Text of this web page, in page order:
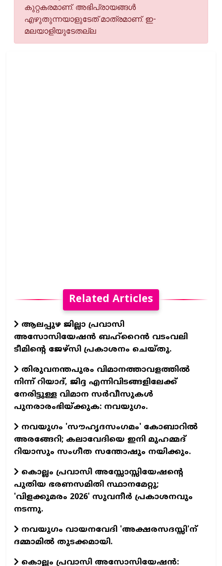
കുറ്റകരമാണ്. അഭിപ്രായങ്ങള്‍
എഴുതുന്നയാളുടേത് മാത്രമാണ്. ഇ-
മലയാളിയുടേതല്ല
Related Articles
ആലപ്പുഴ ജില്ലാ പ്രവാസി
അസോസിയേഷന്‍ ബഹ്റൈന്‍ വടംവലി
ടീമിന്റെ ജേഴ്സി പ്രകാശനം ചെയ്തു.
തിരുവനന്തപുരം വിമാനത്താവളത്തില്‍
നിന്ന് റിയാദ്, ജിദ്ദ എന്നിവിടങ്ങളിലേക്ക്
നേരിട്ടുള്ള വിമാന സര്‍വീസുകള്‍
പുനരാരംഭിയ്ക്കുക: നവയുഗം.
നവയുഗം 'സൗഹൃദസംഗമം' കോബാറില്‍
അരങ്ങേറി; കലാവേദിയെ ഇനി മുഹമ്മദ്
റിയാസും സംഗീത സന്തോഷും നയിക്കും.
കൊല്ലം പ്രവാസി അസ്സോസ്സിയേഷന്റെ
പുതിയ ഭരണസമിതി സ്ഥാനമേറ്റു;
'വിളക്കുമരം 2026' സുവനീര്‍ പ്രകാശനവും
നടന്നു.
നവയുഗം വായനവേദി 'അക്ഷരസദസ്സി'ന്
ദമ്മാമില്‍ തുടക്കമായി.
കൊല്ലം പ്രവാസി അസോസിയേഷന്‍: